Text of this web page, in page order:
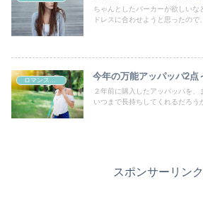
ちゃんとしたパーカーが欲しいな
ドレスに合わせようと思ったので
今年の万能アッパッパ2点
２年前に購入したアッパッパを、
いつまで長持ちしてくれるだろう
スポンサーリンク